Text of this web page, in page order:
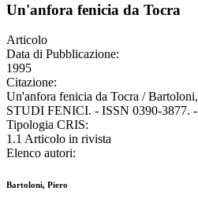
Un'anfora fenicia da Tocra
Articolo
Data di Pubblicazione:
1995
Citazione:
Un'anfora fenicia da Tocra /
STUDI FENICI. - ISSN 0390-3877.
Tipologia CRIS:
1.1 Articolo in rivista
Elenco autori:
Bartoloni, Piero